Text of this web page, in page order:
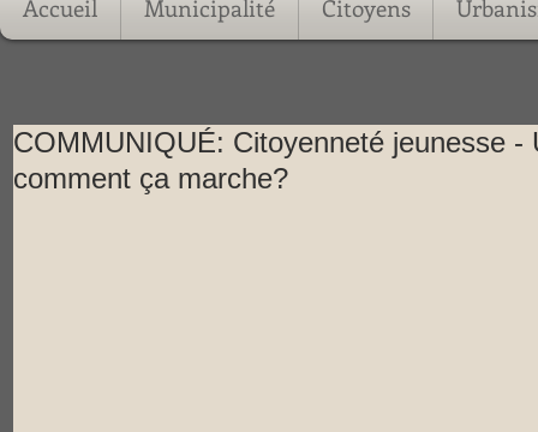
Accueil Municipalité Citoyens
COMMUNIQUÉ: Citoyenneté jeunesse -
comment ça marche?